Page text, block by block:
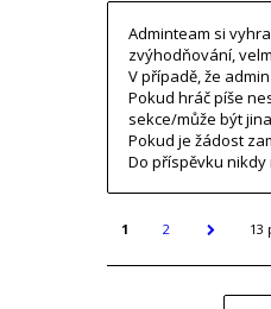
Adminteam si
zvýhodňování,
V případě, že
Pokud hráč píše
sekce/může být
Pokud je žádost
Do příspěvku
1 2 13